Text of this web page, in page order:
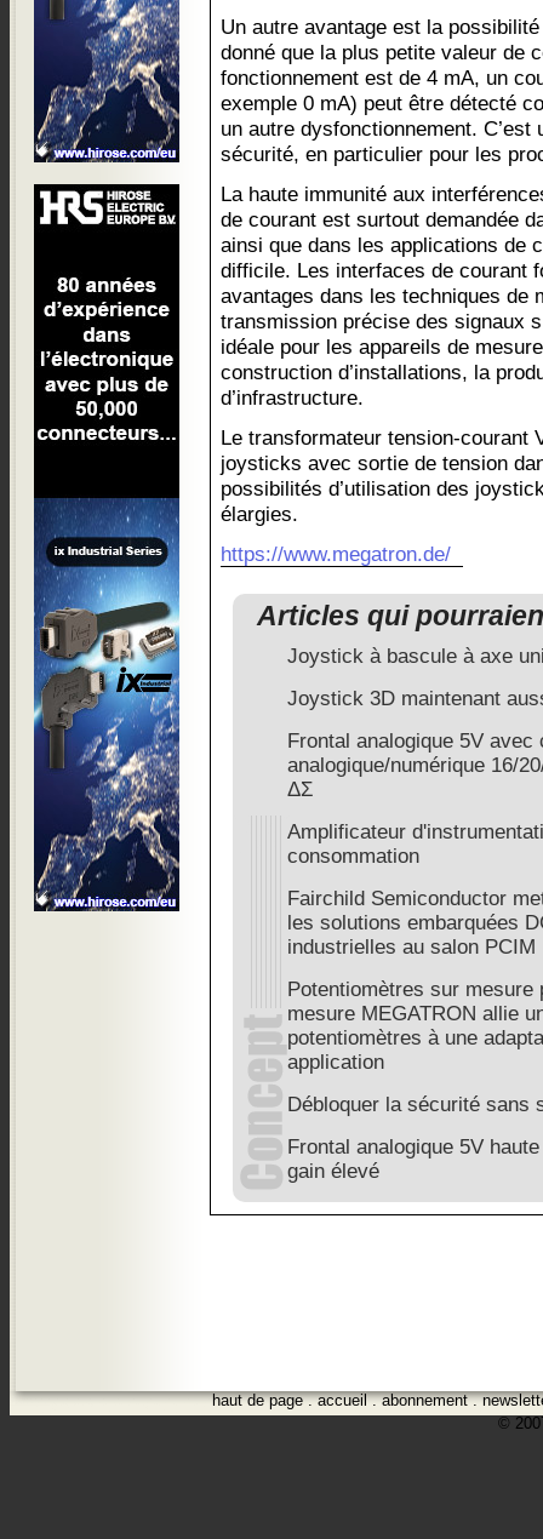
Un autre avantage est la
donné que la plus petite valeur de
fonctionnement est de 4 mA, un
exemple 0 mA) peut être détecté
un autre dysfonctionnement.
sécurité, en particulier pour les
La haute immunité aux
de courant est surtout demandée
ainsi que dans les applications de
difficile. Les interfaces de courant
avantages dans les techniques de
transmission précise des signaux
idéale pour les appareils de
construction d’installations, la
d’infrastructure.
Le transformateur tension-courant
joysticks avec sortie de tension
possibilités d’utilisation des
élargies.
https://www.megatron.de/
Articles qui
Joystick à bascule à axe
Joystick 3D maintenant
Frontal analogique 5V avec
analogique/numérique 16/
ΔΣ
Amplificateur
consommation
Fairchild Semiconductor
les solutions embarquées
industrielles au salon PCIM
Potentiomètres sur mesure
mesure MEGATRON allie
potentiomètres à une
application
Débloquer la sécurité sans
Frontal analogique 5V
gain élevé
haut de page.accueil.abonnement.
©